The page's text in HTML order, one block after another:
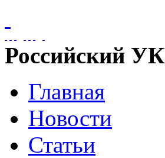
Российский
Главная
Новости
Статьи